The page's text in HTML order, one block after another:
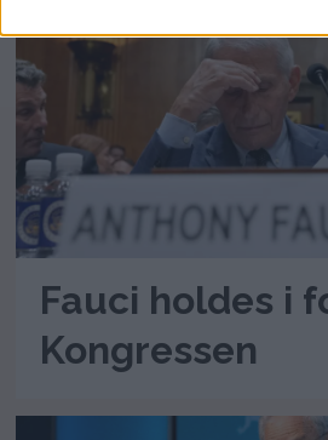
Fauci holdes i
Kongressen